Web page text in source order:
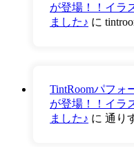
が登場！！イラ
ました♪ に
TintRoomパフォ
が登場！！イラ
ました♪ に 通り